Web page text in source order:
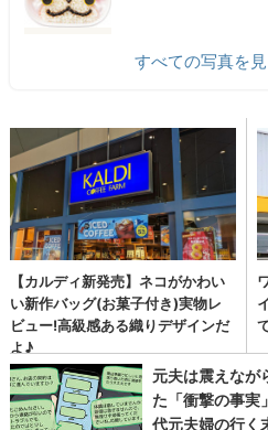
すべての写真を見